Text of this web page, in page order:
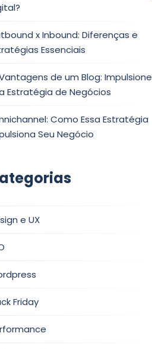
x Inbound: Diferenças e
Essenciais
de um Blog: Impulsione
Estratégia de Negócios
Como Essa Estratégia
Seu Negócio
e UX
Friday